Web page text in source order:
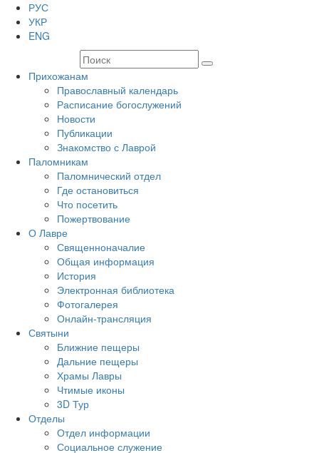
РУС
УКР
ENG
Прихожанам
Православный календарь
Расписание богослужений
Новости
Публикации
Знакомство с Лаврой
Паломникам
Паломнический отдел
Где остановиться
Что посетить
Пожертвование
О Лавре
Священноначалие
Общая информация
История
Электронная библиотека
Фотогалерея
Онлайн-трансляция
Святыни
Ближние пещеры
Дальние пещеры
Храмы Лавры
Чтимые иконы
3D Тур
Отделы
Отдел информации
Социальное служение